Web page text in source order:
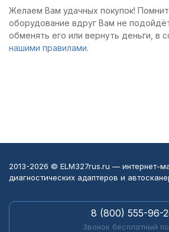
Желаем Вам удачных покупок!
оборудование вдруг Вам не
обменять его или вернуть деньги, в
нашими правилами.
2013-2026 © ELM327rus.ru — интернет-
диагностических адаптеров и
8 (800) 555-96-
Звонок бесплатный